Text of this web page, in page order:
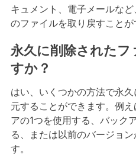
キュメント、電子メールな
のファイルを取り戻すことが
永久に削除されたフ
すか？
はい、いくつかの方法で永
元することができます。例
アの1つを使用する、バック
る、または以前のバージョ
す。